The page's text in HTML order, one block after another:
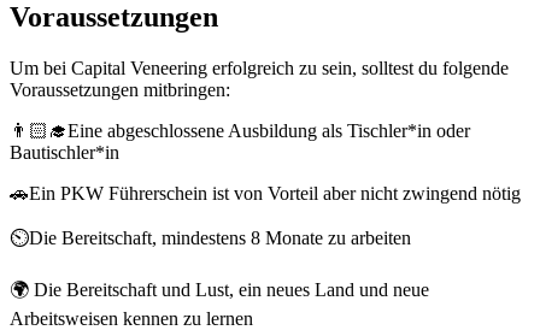
Voraussetzungen
Um bei Capital Veneering erfolgreich zu sein, solltest du folgende
Voraussetzungen mitbringen:
👨🏻‍🎓Eine abgeschlossene Ausbildung als Tischler*in oder
Bautischler*in
🚗Ein PKW Führerschein ist von Vorteil aber nicht zwingend nötig
⏲️Die Bereitschaft, mindestens 8 Monate zu arbeiten
🌍 Die Bereitschaft und Lust, ein neues Land und neue
Arbeitsweisen kennen zu lernen